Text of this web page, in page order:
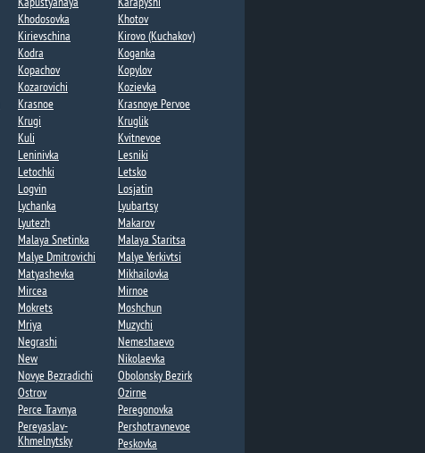
Khodosovka​
Khotov​
Kirievschina
Kirovo (Kuchakov)
Kodra
Koganka
Kopachov​
Kopylov
Kozarovichi​
Kozievka
Krasnoe
Krasnoye Pervoe​
Krugi
Kruglik​
Kuli
Kvitnevoe​
Leninivka​
Lesniki​
Letochki​
Letsko
Logvin
Losjatin
Lychanka​
Lyubartsy​
Lyutezh
Makarov
Malaya Snetinka
Malaya Staritsa
Malye Dmitrovichi​
Malye Yerkivtsi​
Matyashevka​
Mikhailovka
Mircea​
Mirnoe
Mokrets​
Moshchun​
Mriya
Muzychi
Negrashi​
Nemeshaevo​
New​
Nikolaevka​
Novye Bezradichi​
Obolonsky Bezirk
Ostrov
Ozirne
Perce Travnya
Peregonovka​
Pereyaslav-
Khmelnytsky
Pershotravnevoe​
Peskovka